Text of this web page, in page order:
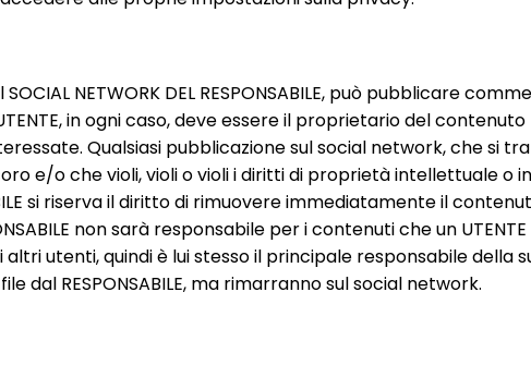
NETWORK DEL RESPONSABILE, può pubblicare
in ogni caso, deve essere il proprietario del
Qualsiasi pubblicazione sul social network, che si
e/o che violi, violi o violi i diritti di proprietà intellettuale o
si riserva il diritto di rimuovere immediatamente il
non sarà responsabile per i contenuti che un
utenti, quindi è lui stesso il principale responsabile della
dal RESPONSABILE, ma rimarranno sul social network.